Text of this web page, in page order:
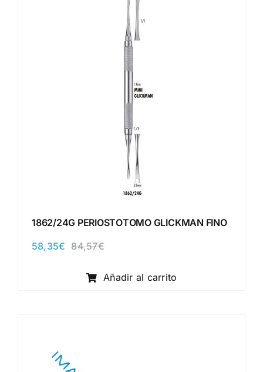
1862/24G PERIOSTOTOMO GLICKMAN FINO
84,57€El
original
era:
58,35€
El
actual
es:
Añadir al carrito